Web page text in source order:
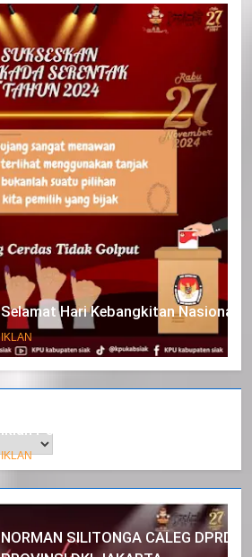
Selamat Hari Kebangkitan Nasional
IKLAN
Iklan Pemerintah Kabupaten Siak
IKLAN
NORMAN SILITONGA CALEG DPRD